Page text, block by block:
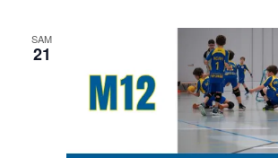
SAM
21